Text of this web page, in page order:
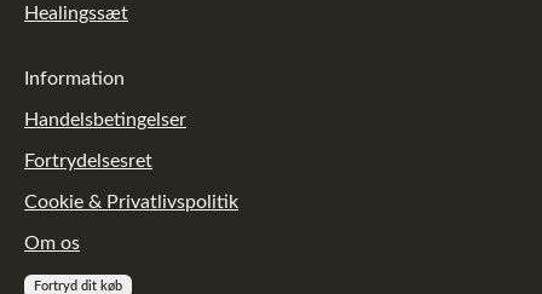
Healingssæt
Information
Handelsbetingelser
Fortrydelsesret
Cookie & Privatlivspolitik
Om os
Fortryd dit køb